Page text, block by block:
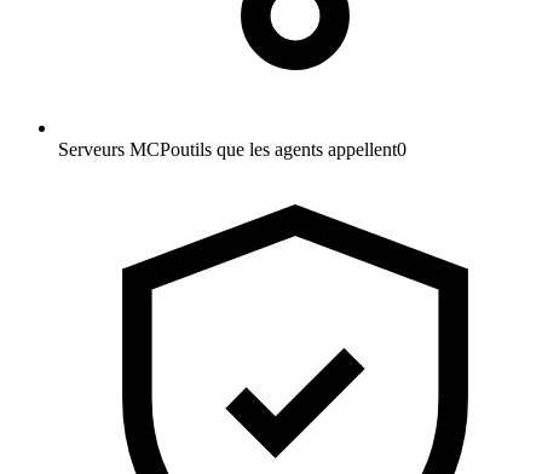
Serveurs MCPoutils que les agents appellent0